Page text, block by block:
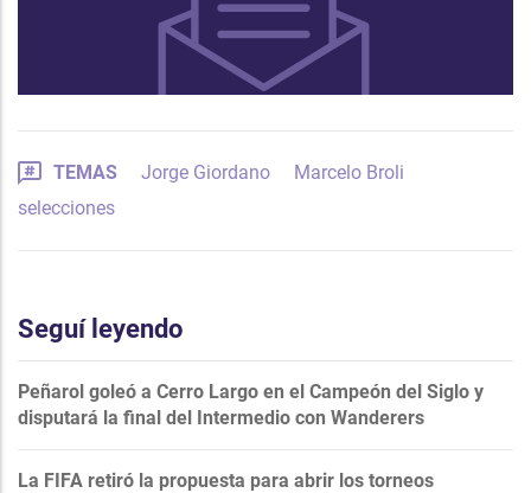
TEMAS Jorge Giordano
Marcelo Broli
selecciones
Seguí leyendo
Peñarol goleó a Cerro Largo en el Campeón del Siglo y
disputará la final del Intermedio con Wanderers
La FIFA retiró la propuesta para abrir los torneos